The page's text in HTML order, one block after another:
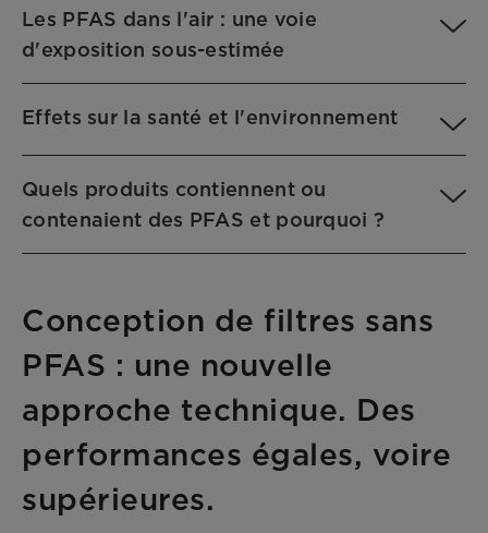
Les PFAS dans l'air : une voie
d'exposition sous-estimée
Effets sur la santé et l'environnement
Quels produits contiennent ou
contenaient des PFAS et pourquoi ?
Conception de filtres sans
PFAS : une nouvelle
approche technique. Des
performances égales, voire
supérieures.